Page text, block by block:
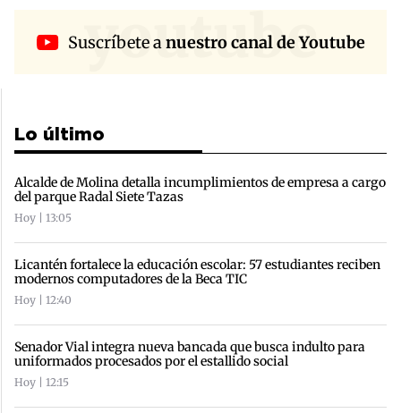
youtube
Suscríbete anuestro canal de Youtube
Lo último
Alcalde de Molina detalla incumplimientos de empresa a cargo
del parque Radal Siete Tazas
Hoy | 13:05
Licantén fortalece la educación escolar: 57 estudiantes reciben
modernos computadores de la Beca TIC
Hoy | 12:40
Senador Vial integra nueva bancada que busca indulto para
uniformados procesados por el estallido social
Hoy | 12:15